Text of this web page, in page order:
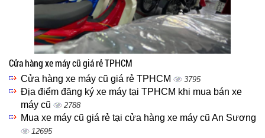
Cửa hàng xe máy cũ giá rẻ TPHCM
Cửa hàng xe máy cũ giá rẻ TPHCM 3795
Địa điểm đăng ký xe máy tại TPHCM khi mua bán xe
máy cũ
2788
Mua xe máy cũ giá rẻ tại cửa hàng xe máy cũ An Sương
12695